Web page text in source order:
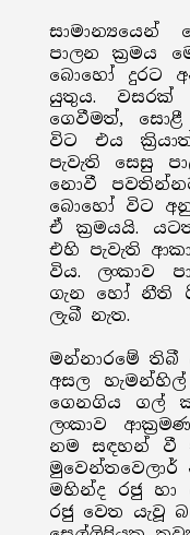
පාලන ක්‍රමය
බොහෝ දුරට
යුතුය. වසරක්
ගෙවීමත්, සොළී
විට එය
පැවැති සෙසු
නොවී
බොහෝ විට
ඒ ක්‍රමයයි.
එහි පැවැති
විය. ලංකාව
ගැන හෝ නීති
ලැබී නැත.
මන්නාරමේ තිබී
අසල
ගෙනගිය ගල්
ලංකාව
නම සඳහන් වී
මහින්ද රජු
රජු වෙත යැවූ